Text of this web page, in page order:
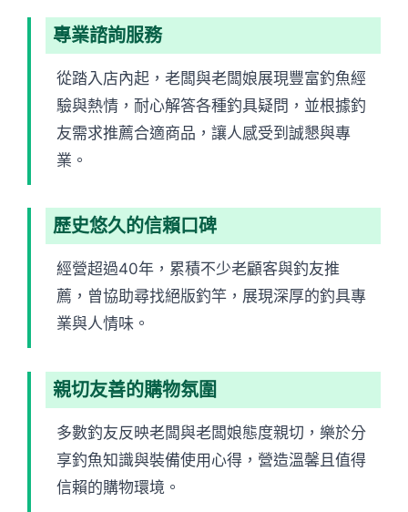
專業諮詢服務
從踏入店內起，老闆與老闆娘展現豐富釣魚經
驗與熱情，耐心解答各種釣具疑問，並根據釣
友需求推薦合適商品，讓人感受到誠懇與專
業。
歷史悠久的信賴口碑
經營超過40年，累積不少老顧客與釣友推
薦，曾協助尋找絕版釣竿，展現深厚的釣具專
業與人情味。
親切友善的購物氛圍
多數釣友反映老闆與老闆娘態度親切，樂於分
享釣魚知識與裝備使用心得，營造溫馨且值得
信賴的購物環境。